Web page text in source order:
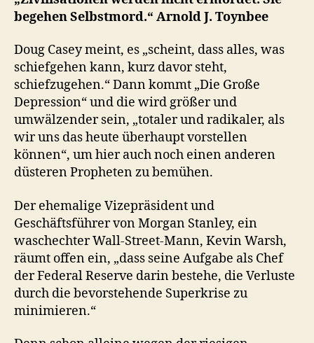
begehen Selbstmord.“ Arnold J. Toynbee
Doug Casey meint, es „scheint, dass alles, was
schiefgehen kann, kurz davor steht,
schiefzugehen.“ Dann kommt „Die Große
Depression“ und die wird größer und
umwälzender sein, „totaler und radikaler, als
wir uns das heute überhaupt vorstellen
können“, um hier auch noch einen anderen
düsteren Propheten zu bemühen.
Der ehemalige Vizepräsident und
Geschäftsführer von Morgan Stanley, ein
waschechter Wall-Street-Mann, Kevin Warsh,
räumt offen ein, „dass seine Aufgabe als Chef
der Federal Reserve darin bestehe, die Verluste
durch die bevorstehende Superkrise zu
minimieren.“